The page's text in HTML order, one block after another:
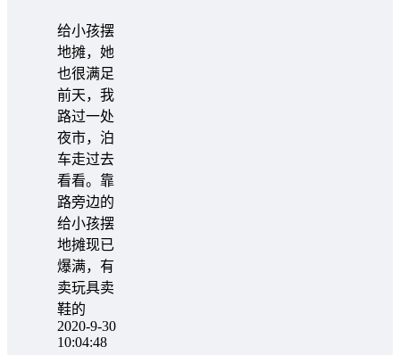
给小孩摆
地摊，她
也很满足
前天，我
路过一处
夜市，泊
车走过去
看看。靠
路旁边的
给小孩摆
地摊现已
爆满，有
卖玩具卖
鞋的
2020-9-30
10:04:48